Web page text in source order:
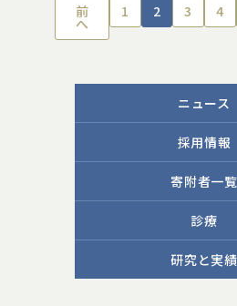
前
へ
1 2 3 4
ニュース
採用情報
寄附者一覧
診療
研究と実績